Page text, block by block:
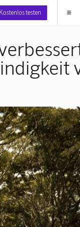
Kostenlos testen ≡